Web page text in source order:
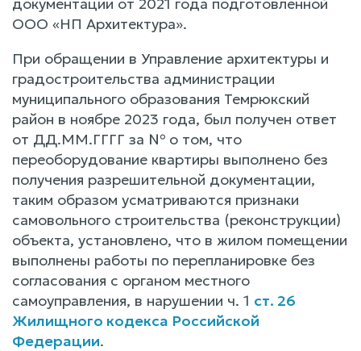
ООО «НП Архитектура».
При обращении в Управление архитектуры и
градостроительства администрации
муниципального образования Темрюкский
район в ноябре 2023 года, был получен ответ
от ДД.ММ.ГГГГ за № о том, что
переоборудование квартиры выполнено без
получения разрешительной документации,
таким образом усматриваются признаки
самовольного строительства (реконструкции)
объекта, установлено, что в жилом помещении
выполнены работы по перепланировке без
согласования с органом местного
самоуправления, в нарушении ч. 1 ст. 26
Жилищного кодекса Российской
Федерации.